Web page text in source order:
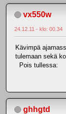
vx550w
24.12.11 - klo: 00.34
Kävimpä
tulemaan sekä
Pois tullessa:
ghhgtd